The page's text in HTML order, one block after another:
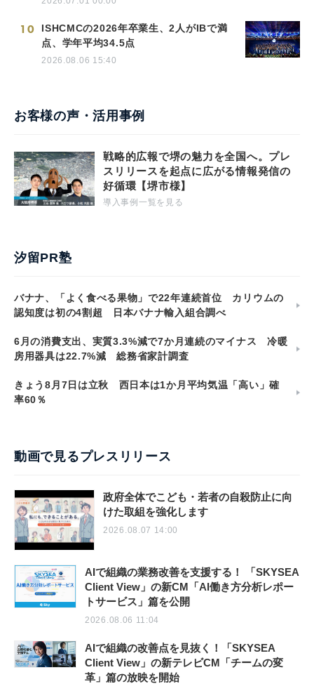
10
ISHCMCの2026年卒業生、2人がIBで満
点、学年平均34.5点
2026.08.06 15:40
お客様の声・活用事例
戦略的広報で堺の魅力を全国へ。プレ
スリリースを起点に広がる情報発信の
好循環【堺市様】
導入事例一覧を見る
汐留PR塾
バナナ、「よく食べる果物」で22年連続首位 カリウムの
認知度は初の4割超 日本バナナ輸入組合調べ
6月の消費支出、実質3.3%減で7か月連続のマイナス 冷暖
房用器具は22.7%減 総務省家計調査
きょう8月7日は立秋 西日本は1か月平均気温「高い」確
率60％
動画で見るプレスリリース
政府全体でこども・若者の自殺防止に向
けた取組を強化します
2026.08.07 14:00
AIで組織の業務改善を支援する！ 「SKYSEA
Client View」の新CM「AI働き方分析レポー
トサービス」篇を公開
2026.08.06 11:04
AIで組織の改善点を見抜く！「SKYSEA
Client View」の新テレビCM「チームの変
革」篇の放映を開始